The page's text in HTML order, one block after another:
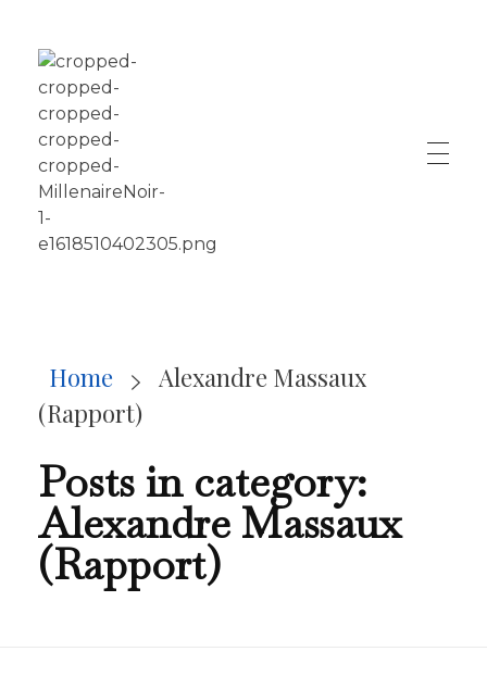
Home
Alexandre Massaux
(Rapport)
Posts in category:
Alexandre Massaux
(Rapport)